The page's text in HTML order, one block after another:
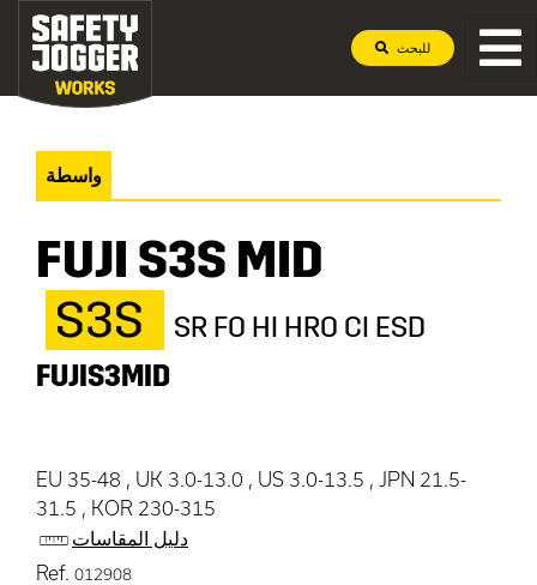
للبحث
واسطة
FUJI S3S MID
S3S
SR FO HI HRO CI ESD
FUJIS3MID
EU 35-48 , UK 3.0-13.0 , US 3.0-13.5 , JPN 21.5-
31.5 , KOR 230-315
دليل المقاسات
Ref. 012908